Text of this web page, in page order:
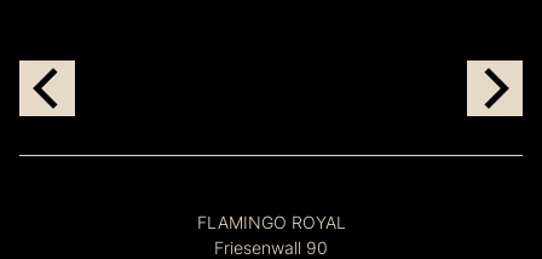
FLAMINGO ROYAL
Friesenwall 90